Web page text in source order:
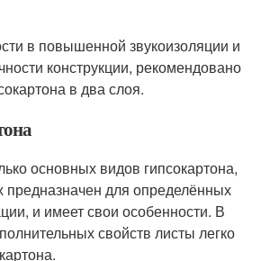
в повышенной звукоизоляции и
конструкции, рекомендовано
в два слоя.
основных видов гипсокартона,
предназначен для определённых
и имеет свои особенности. В
свойств листы легко